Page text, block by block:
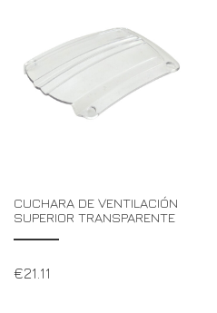
CUCHARA DE VENTILACIÓN
SUPERIOR TRANSPARENTE
€21.11